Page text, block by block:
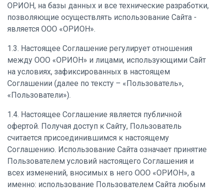
ОРИОН, на базы данных и все технические разработки,
позволяющие осуществлять использование Сайта -
является ООО «ОРИОН».
1.3. Настоящее Соглашение регулирует отношения
между ООО «ОРИОН» и лицами, использующими Сайт
на условиях, зафиксированных в настоящем
Соглашении (далее по тексту – «Пользователь»,
«Пользователи»).
1.4. Настоящее Соглашение является публичной
офертой. Получая доступ к Сайту, Пользователь
считается присоединившимся к настоящему
Соглашению. Использование Сайта означает принятие
Пользователем условий настоящего Соглашения и
всех изменений, вносимых в него ООО «ОРИОН», а
именно: использование Пользователем Сайта любым